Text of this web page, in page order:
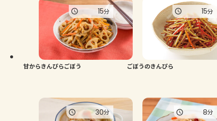
甘からきんぴらごぼう
15分
ごぼうのきんぴら
15分
30分 8分